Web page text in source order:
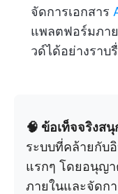
จัดการเอกสาร
แพลตฟอร์มภา
วด์ได้อย่างราบ
🧠 ข้อเท็จจริงสนุ
ระบบที่คล้ายกับ
แรกๆ โดยอนุญา
ภายในและจัดก